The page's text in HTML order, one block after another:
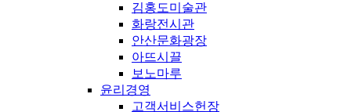
김홍도미술관
화랑전시관
안산문화광장
아뜨시끌
보노마루
윤리경영
고객서비스헌장